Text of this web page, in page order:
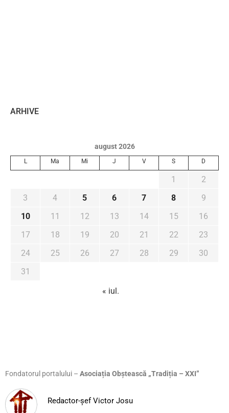
ARHIVE
august 2026
L Ma Mi J V S D
1
2
3
4 5 6 7 8
9
10
11 12 13 14 15
16
17
18 19 20 21 22
23
24
25 26 27 28 29
30
31
« iul.
Fondatorul portalului – Asociația Obștească „Tradiția – XXI”
Redactor-șef Victor Josu